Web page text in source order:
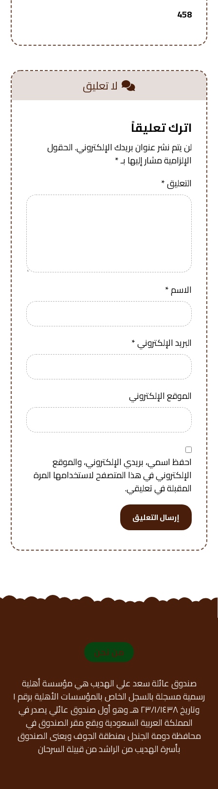
458
لا تعليق
اترك تعليقاً
لن يتم نشر عنوان بريدك الإلكتروني.الحقول
الإلزامية مشار إليها بـ*
التعليق*
الاسم*
البريد الإلكتروني*
الموقع الإلكتروني
احفظ اسمي، بريدي الإلكتروني، والموقع
الإلكتروني في هذا المتصفح لاستخدامها المرة
المقبلة في تعليقي.
إرسال التعليق
من نحن
صندوق عائلة سعد علي الهديب هي مؤسسة أهلية
رسمية مسجلة بالسجل الخاص بالمؤسسات الأهلية برقم ١
وتاريخ ٢٣/١/١٤٣٨ هـ وهو أول صندوق عائلي يصدر في
المملكة العربية السعودية ويقع مقر الصندوق في
محافظة دومة الجندل بمنطقة الجوف ويعنى الصندوق
بأسرة الهديب من الراشد من قبيلة السرحان